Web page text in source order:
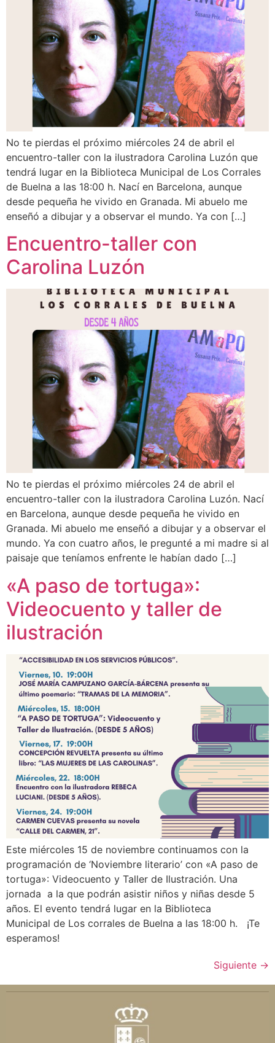
No te pierdas el próximo miércoles 24 de abril el
encuentro-taller con la ilustradora Carolina Luzón que
tendrá lugar en la Biblioteca Municipal de Los Corrales
de Buelna a las 18:00 h. Nací en Barcelona, aunque
desde pequeña he vivido en Granada. Mi abuelo me
enseñó a dibujar y a observar el mundo. Ya con […]
Encuentro-taller con
Carolina Luzón
No te pierdas el próximo miércoles 24 de abril el
encuentro-taller con la ilustradora Carolina Luzón. Nací
en Barcelona, aunque desde pequeña he vivido en
Granada. Mi abuelo me enseñó a dibujar y a observar el
mundo. Ya con cuatro años, le pregunté a mi madre si al
paisaje que teníamos enfrente le habían dado […]
«A paso de tortuga»:
Videocuento y taller de
ilustración
Este miércoles 15 de noviembre continuamos con la
programación de ‘Noviembre literario’ con «A paso de
tortuga»: Videocuento y Taller de Ilustración. Una
jornada a la que podrán asistir niños y niñas desde 5
años. El evento tendrá lugar en la Biblioteca
Municipal de Los corrales de Buelna a las 18:00 h. ¡Te
esperamos!
Siguiente →